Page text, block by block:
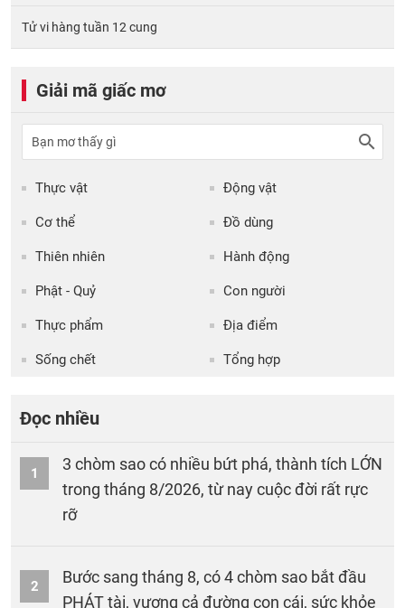
Tử vi hàng tuần 12 cung
Giải mã giấc mơ
Thực vật Động vật
Cơ thể Đồ dùng
Thiên nhiên Hành động
Phật - Quỷ Con người
Thực phẩm Địa điểm
Sống chết Tổng hợp
Đọc nhiều
1
3 chòm sao có nhiều bứt phá, thành tích LỚN
trong tháng 8/2026, từ nay cuộc đời rất rực
rỡ
2
Bước sang tháng 8, có 4 chòm sao bắt đầu
PHÁT tài, vượng cả đường con cái, sức khỏe